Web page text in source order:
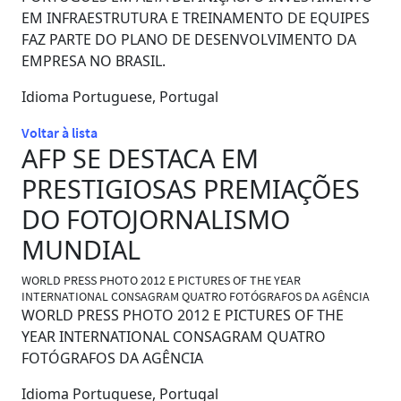
EM INFRAESTRUTURA E TREINAMENTO DE EQUIPES
FAZ PARTE DO PLANO DE DESENVOLVIMENTO DA
EMPRESA NO BRASIL.
Idioma Portuguese, Portugal
Voltar à lista
AFP SE DESTACA EM
PRESTIGIOSAS PREMIAÇÕES
DO FOTOJORNALISMO
MUNDIAL
WORLD PRESS PHOTO 2012 E PICTURES OF THE YEAR
INTERNATIONAL CONSAGRAM QUATRO FOTÓGRAFOS DA AGÊNCIA
WORLD PRESS PHOTO 2012 E PICTURES OF THE
YEAR INTERNATIONAL CONSAGRAM QUATRO
FOTÓGRAFOS DA AGÊNCIA
Idioma Portuguese, Portugal